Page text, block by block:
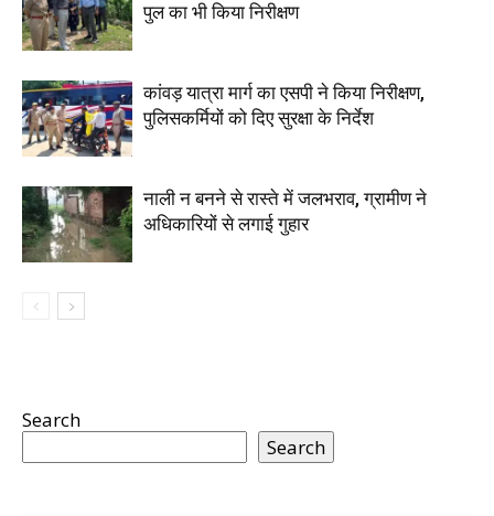
पुल का भी किया निरीक्षण
कांवड़ यात्रा मार्ग का एसपी ने किया निरीक्षण,
पुलिसकर्मियों को दिए सुरक्षा के निर्देश
नाली न बनने से रास्ते में जलभराव, ग्रामीण ने
अधिकारियों से लगाई गुहार
Search
Search